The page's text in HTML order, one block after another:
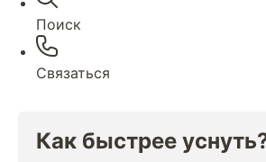
Поиск
Связаться
Как быстрее